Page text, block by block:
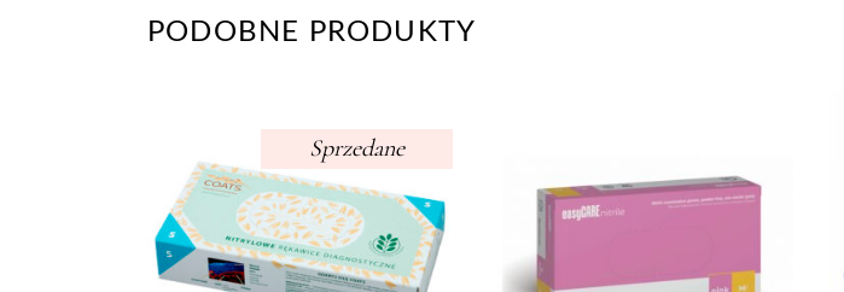
PODOBNE PRODUKTY
Sprzedane